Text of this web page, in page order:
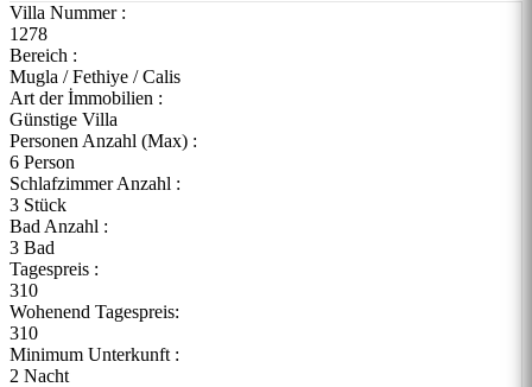
Villa Nummer :
1278
Bereich :
Mugla / Fethiye / Calis
Art der İmmobilien :
Günstige Villa
Personen Anzahl (Max) :
6 Person
Schlafzimmer Anzahl :
3 Stück
Bad Anzahl :
3 Bad
Tagespreis :
310
Wohenend Tagespreis:
310
Minimum Unterkunft :
2 Nacht